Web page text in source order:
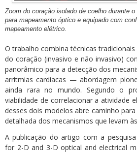
Zoom do coração isolado de coelho durante
para mapeamento óptico e equipado com
mapeamento elétrico.
O trabalho combina técnicas
do coração (invasivo e não invasivo)
panorâmico para a detecção dos
arritmias cardíacas — abordagem
ainda rara no mundo. Segundo o
viabilidade de correlacionar a atividade
desses dois modelos abre caminho
detalhada dos mecanismos que levam
A publicação do artigo com a
for 2-D and 3-D optical and electrical